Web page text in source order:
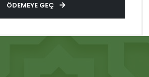
ÖDEMEYE GEÇ